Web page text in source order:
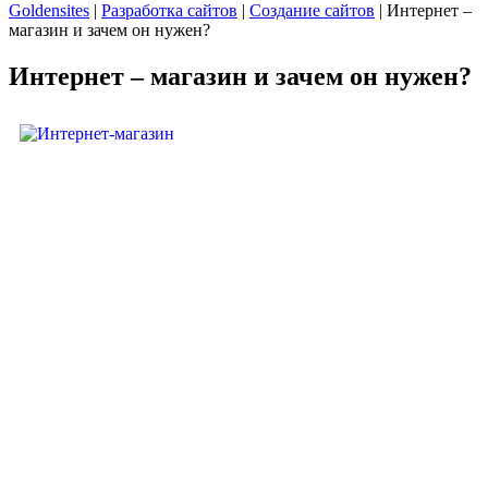
Goldensites | Разработка сайтов | Создание сайтов | Интернет –
магазин и зачем он нужен?
Интернет – магазин и зачем он нужен?